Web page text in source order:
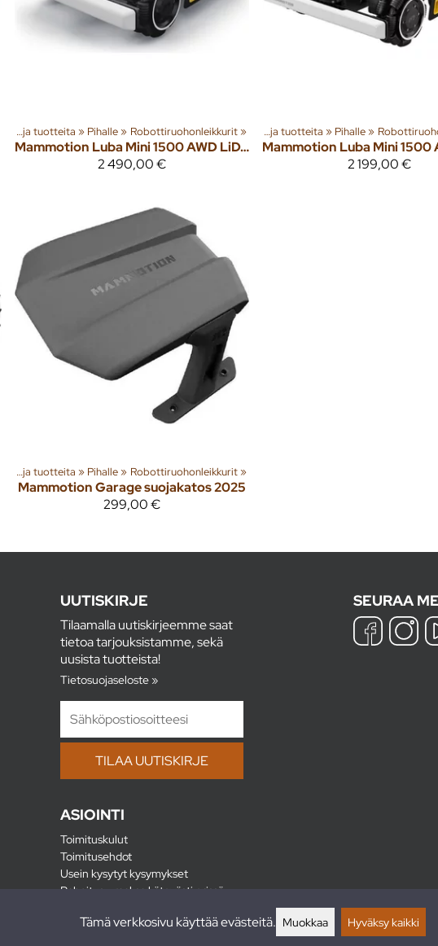
Tuoteryhmiä ja tuotteita ‪» Pihalle‪» Robottiruohonleikkurit‪»
Mammotion
Luba Mini 1500 AWD LiDAR robottiruohonleikkuri
2 490,00 €
Tuoteryhmiä ja tuotteita ‪» Pihalle‪»
Mammotion
2 199,00 €
Tuoteryhmiä ja tuotteita ‪» Pihalle‪» Robottiruohonleikkurit‪»
MammotionGarage suojakatos 2025
299,00 €
UUTISKIRJE
Tilaamalla uutiskirjeemme saat
tietoa tarjouksistamme, sekä
uusista tuotteista!
Tietosuojaseloste »
SEURAA
ASIOINTI
Toimituskulut
Toimitusehdot
Usein kysytyt kysymykset
Rahoitus - maksa kätevästi erissä
Tämä verkkosivu käyttää evästeitä. Muokkaa Hyväksy kaikki